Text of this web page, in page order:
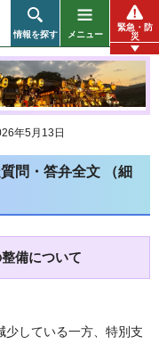
情報を探す メニュー
緊急・防
災
年5月13日
問・答弁全文 （細
備について
少している一方、特別支